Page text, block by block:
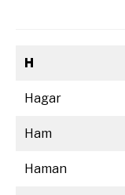
H
Hagar
Ham
Haman